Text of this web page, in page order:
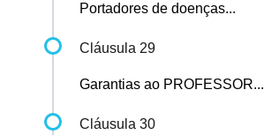
Portadores de doenças...
Cláusula 29
Garantias ao PROFESSOR...
Cláusula 30